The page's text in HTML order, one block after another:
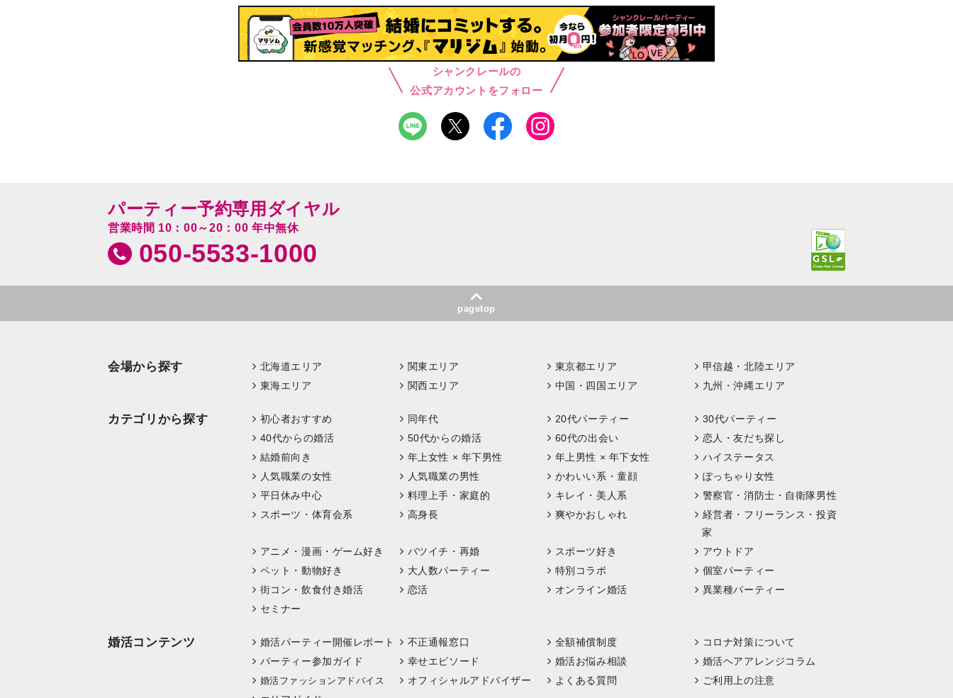
シャンクレールの
公式アカウントをフォロー
パーティー予約専用ダイヤル
営業時間 10：00～20：00 年中無休
050-5533-1000
pagetop
会場から探す 北海道エリア 関東エリア 東京都エリア
甲信越・北陸エリア
東海エリア
関西エリア 中国・四国エリア 九州・沖縄エリア
カテゴリから探す 初心者おすすめ 同年代 20代パーティー
30代パーティー
40代からの婚活
50代からの婚活 60代の出会い
恋人・友だち探し
結婚前向き
年上女性 × 年下男性 年上男性 × 年下女性
ハイステータス
人気職業の女性
人気職業の男性 かわいい系・童顔
ぽっちゃり女性
平日休み中心
料理上手・家庭的 キレイ・美人系
警察官・消防士・自衛隊男性
スポーツ・体育会系
高身長 爽やかおしゃれ
経営者・フリーランス・投資
家
アニメ・漫画・ゲーム好き
バツイチ・再婚 スポーツ好き
アウトドア
ペット・動物好き
大人数パーティー 特別コラボ
個室パーティー
街コン・飲食付き婚活
恋活 オンライン婚活
異業種パーティー
セミナー
婚活コンテンツ 婚活パーティー開催レポート 不正通報窓口 全額補償制度
コロナ対策について
パーティー参加ガイド
幸せエピソード 婚活お悩み相談 婚活ヘアアレンジコラム
婚活ファッションアドバイス オフィシャルアドバイザー よくある質問
ご利用上の注意